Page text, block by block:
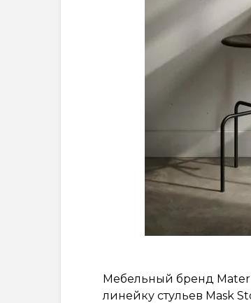
Мебельный бренд Mater
линейку стульев Mask